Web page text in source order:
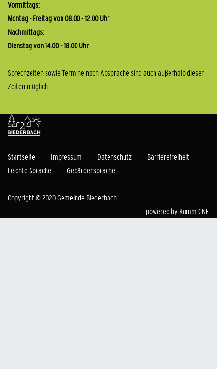
Vormittags:
Montag - Freitag von 08.00 - 12.00 Uhr
Nachmittags:
Dienstag von 14.00 – 18.00 Uhr
Sprechzeiten sowie Termine nach Absprache sind auch außerhalb dieser
Zeiten möglich.
Startseite Impressum Datenschutz
Barrierefreiheit
Leichte Sprache
Gebärdensprache
Copyright © 2020 Gemeinde Biederbach
powered by Komm.ONE